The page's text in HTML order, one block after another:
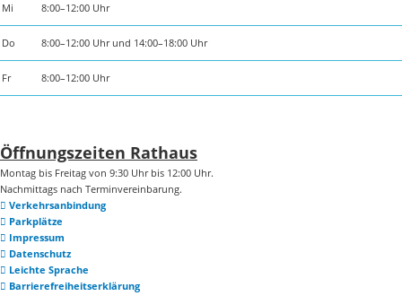
Mi 8:00–12:00 Uhr
Do 8:00–12:00 Uhr und 14:00–18:00 Uhr
Fr 8:00–12:00 Uhr
Öffnungszeiten Rathaus
Montag bis Freitag von 9:30 Uhr bis 12:00 Uhr.
Nachmittags nach Terminvereinbarung.
Verkehrsanbindung
Parkplätze
Impressum
Datenschutz
Leichte Sprache
Barrierefreiheitserklärung